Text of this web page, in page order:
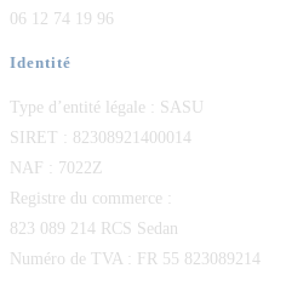
06 12 74 19 96
Identité
Type d’entité légale : SASU
SIRET : 82308921400014
NAF : 7022Z
Registre du commerce :
823 089 214 RCS Sedan
Numéro de TVA : FR 55 823089214